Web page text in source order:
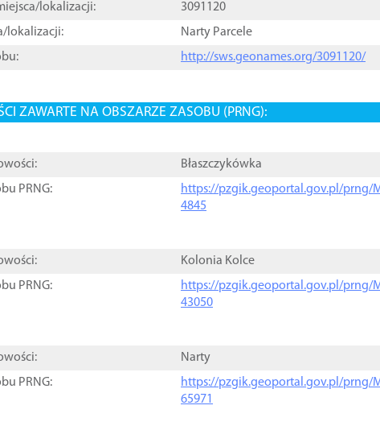
lokalizacji:
3091120
lokalizacji:
Narty Parcele
http://sws.geonames.org/3091120/
ZAWARTE NA OBSZARZE ZASOBU (PRNG):
Błaszczykówka
PRNG:
https://pzgik.geoportal.gov.pl/prng/
4845
Kolonia Kolce
PRNG:
https://pzgik.geoportal.gov.pl/prng/
43050
Narty
PRNG:
https://pzgik.geoportal.gov.pl/prng/
65971